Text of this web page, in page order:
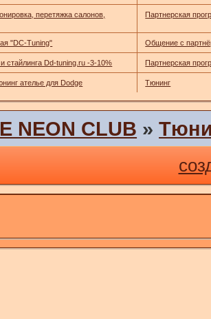
перетяжка салонов,
Партнерская
"DC-Tuning" Общение с
стайлинга Dd-tuning.ru -3-10% Партнерская
ателье для Dodge Тюнинг
NEON CLUB »